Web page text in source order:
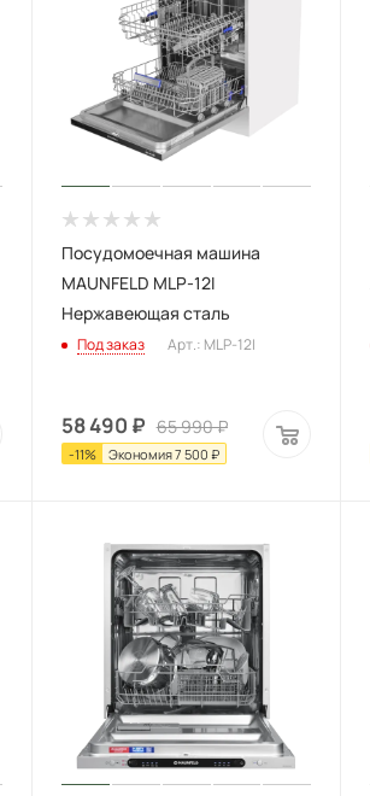
Посудомоечная машина
MAUNFELD MLP-12I
Нержавеющая сталь
Под заказ Арт.: MLP-12I
58 490 ₽ 65 990₽
-11% Экономия7 500 ₽